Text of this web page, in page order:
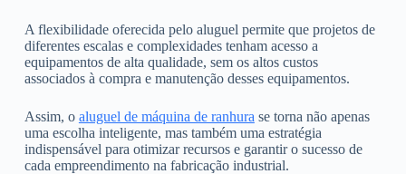
A flexibilidade oferecida pelo aluguel permite que projetos de
diferentes escalas e complexidades tenham acesso a
equipamentos de alta qualidade, sem os altos custos
associados à compra e manutenção desses equipamentos.
Assim, o aluguel de máquina de ranhura se torna não apenas
uma escolha inteligente, mas também uma estratégia
indispensável para otimizar recursos e garantir o sucesso de
cada empreendimento na fabricação industrial.